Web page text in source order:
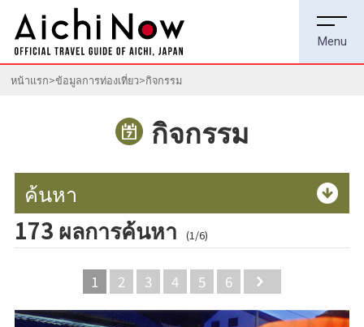
หน้าแรก ข้อมูลการท่องเที่ยว กิจกรรม
กิจกรรม
ค้นหา
173 ผลการค้นหา (1/6)
1 2 3 4 5 6